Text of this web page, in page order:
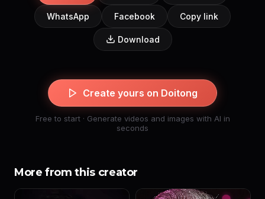
WhatsApp Facebook Copy link
Download
Create yours on Doitong
Free to start · Generate videos and images with AI in
seconds
More from this creator